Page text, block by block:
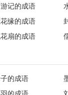
记的成语
缘的成语
扇的成语
的成语